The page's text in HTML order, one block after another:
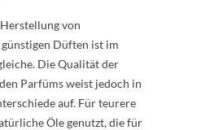
von
Düften ist im
Die Qualität der
Parfüms weist jedoch in
auf. Für teurere
Öle genutzt, die für